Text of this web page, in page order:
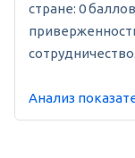
стране: 0
Анализ